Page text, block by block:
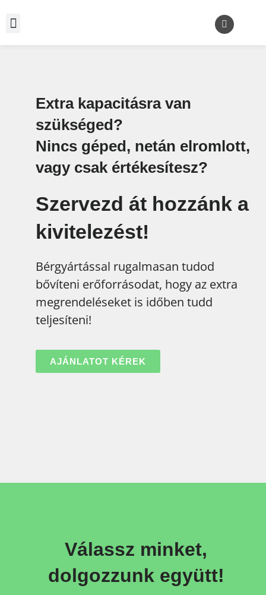
Extra kapacitásra van
szükséged?
Nincs géped, netán elromlott,
vagy csak értékesítesz?
Szervezd át hozzánk a
kivitelezést!
Bérgyártással rugalmasan tudod
bővíteni erőforrásodat, hogy az extra
megrendeléseket is időben tudd
teljesíteni!
AJÁNLATOT KÉREK
Válassz minket,
dolgozzunk együtt!